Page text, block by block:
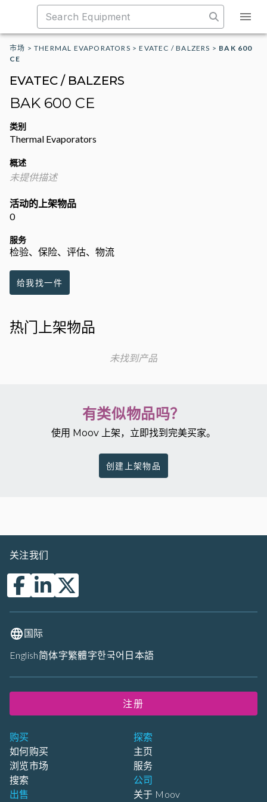
市场 >THERMAL EVAPORATORS >EVATEC / BALZERS > BAK 600
CE
EVATEC / BALZERS
BAK 600 CE
类别
Thermal Evaporators
概述
未提供描述
活动的上架物品
0
服务
检验、保险、评估、物流
给我找一件
热门上架物品
未找到产品
有类似物品吗？
使用 Moov 上架，立即找到完美买家。
创建上架物品
购买
如何购买
浏览市场
搜索
出售
探索
主页
服务
公司
关于 Moov
关注我们
国际
English简体字繁體字한국어 日本語
注册